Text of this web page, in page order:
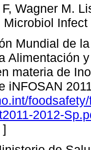
Wagner M.
Microbiol
Mundial de
Alimentación
materia de
iNFOSAN
2012-
]